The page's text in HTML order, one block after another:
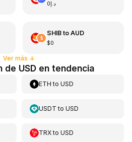
د.إ0
SHIBto AUD
$0
Ver más ↓
de USD en tendencia
ETH toUSD
USDT toUSD
TRXtoUSD